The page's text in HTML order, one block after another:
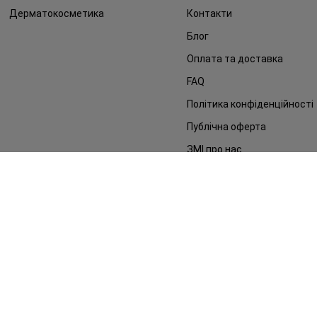
Дерматокосметика
Контакти
Блог
Оплата та доставка
FAQ
Політика конфіденційності
Публічна оферта
ЗМІ про нас